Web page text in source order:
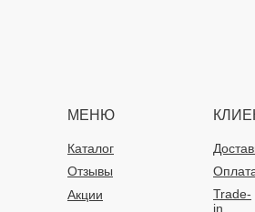
МЕНЮ
Каталог
Отзывы
Акции
Trade-
in